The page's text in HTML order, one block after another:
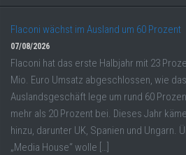
Flaconi wächst im Ausland um 60 Prozent
07/08/2026
Flaconi hat das erste Halbjahr mit 23
Mio. Euro Umsatz abgeschlossen, wie
Auslandsgeschäft lege um rund 60
mehr als 20 Prozent bei. Dieses Jahr
hinzu, darunter UK, Spanien und Ungarn.
„Media House“ wolle […]